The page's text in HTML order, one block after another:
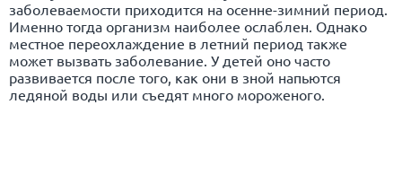
заболеваемости приходится на осенне-зимний период.
Именно тогда организм наиболее ослаблен. Однако
местное переохлаждение в летний период также
может вызвать заболевание. У детей оно часто
развивается после того, как они в зной напьются
ледяной воды или съедят много мороженого.